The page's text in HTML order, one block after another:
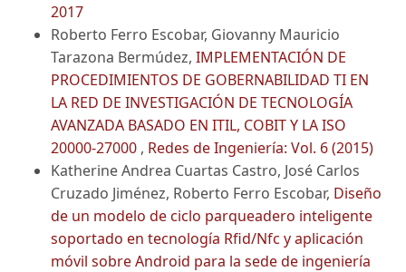
2017
Roberto Ferro Escobar, Giovanny Mauricio
Tarazona Bermúdez, IMPLEMENTACIÓN DE
PROCEDIMIENTOS DE GOBERNABILIDAD TI EN
LA RED DE INVESTIGACIÓN DE TECNOLOGÍA
AVANZADA BASADO EN ITIL, COBIT Y LA ISO
20000-27000 , Redes de Ingeniería: Vol. 6 (2015)
Katherine Andrea Cuartas Castro, José Carlos
Cruzado Jiménez, Roberto Ferro Escobar, Diseño
de un modelo de ciclo parqueadero inteligente
soportado en tecnología Rfid/Nfc y aplicación
móvil sobre Android para la sede de ingeniería